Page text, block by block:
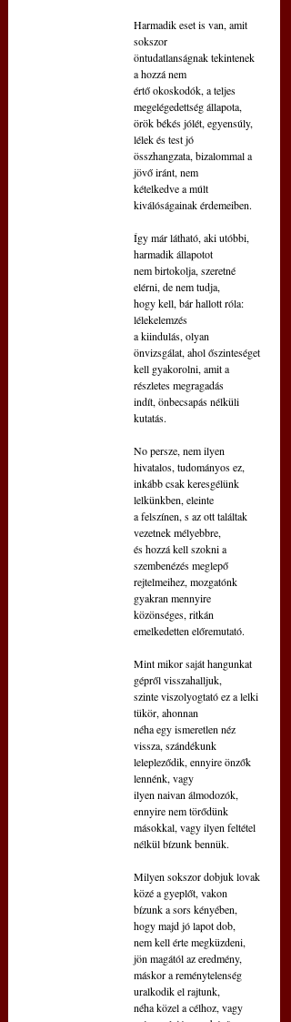
Harmadik eset is van, amit
sokszor
öntudatlanságnak tekintenek
a hozzá nem
értő okoskodók, a teljes
megelégedettség állapota,
örök békés jólét, egyensúly,
lélek és test jó
összhangzata, bizalommal a
jövő iránt, nem
kételkedve a múlt
kiválóságainak érdemeiben.
Így már látható, aki utóbbi,
harmadik állapotot
nem birtokolja, szeretné
elérni, de nem tudja,
hogy kell, bár hallott róla:
lélekelemzés
a kiindulás, olyan
önvizsgálat, ahol őszinteséget
kell gyakorolni, amit a
részletes megragadás
indít, önbecsapás nélküli
kutatás.
No persze, nem ilyen
hivatalos, tudományos ez,
inkább csak keresgélünk
lelkünkben, eleinte
a felszínen, s az ott találtak
vezetnek mélyebbre,
és hozzá kell szokni a
szembenézés meglepő
rejtelmeihez, mozgatónk
gyakran mennyire
közönséges, ritkán
emelkedetten előremutató.
Mint mikor saját hangunkat
gépről visszahalljuk,
szinte viszolyogtató ez a lelki
tükör, ahonnan
néha egy ismeretlen néz
vissza, szándékunk
lelepleződik, ennyire önzők
lennénk, vagy
ilyen naivan álmodozók,
ennyire nem törődünk
másokkal, vagy ilyen feltétel
nélkül bízunk bennük.
Milyen sokszor dobjuk lovak
közé a gyeplőt, vakon
bízunk a sors kényében,
hogy majd jó lapot dob,
nem kell érte megküzdeni,
jön magától az eredmény,
máskor a reménytelenség
uralkodik el rajtunk,
néha közel a célhoz, vagy